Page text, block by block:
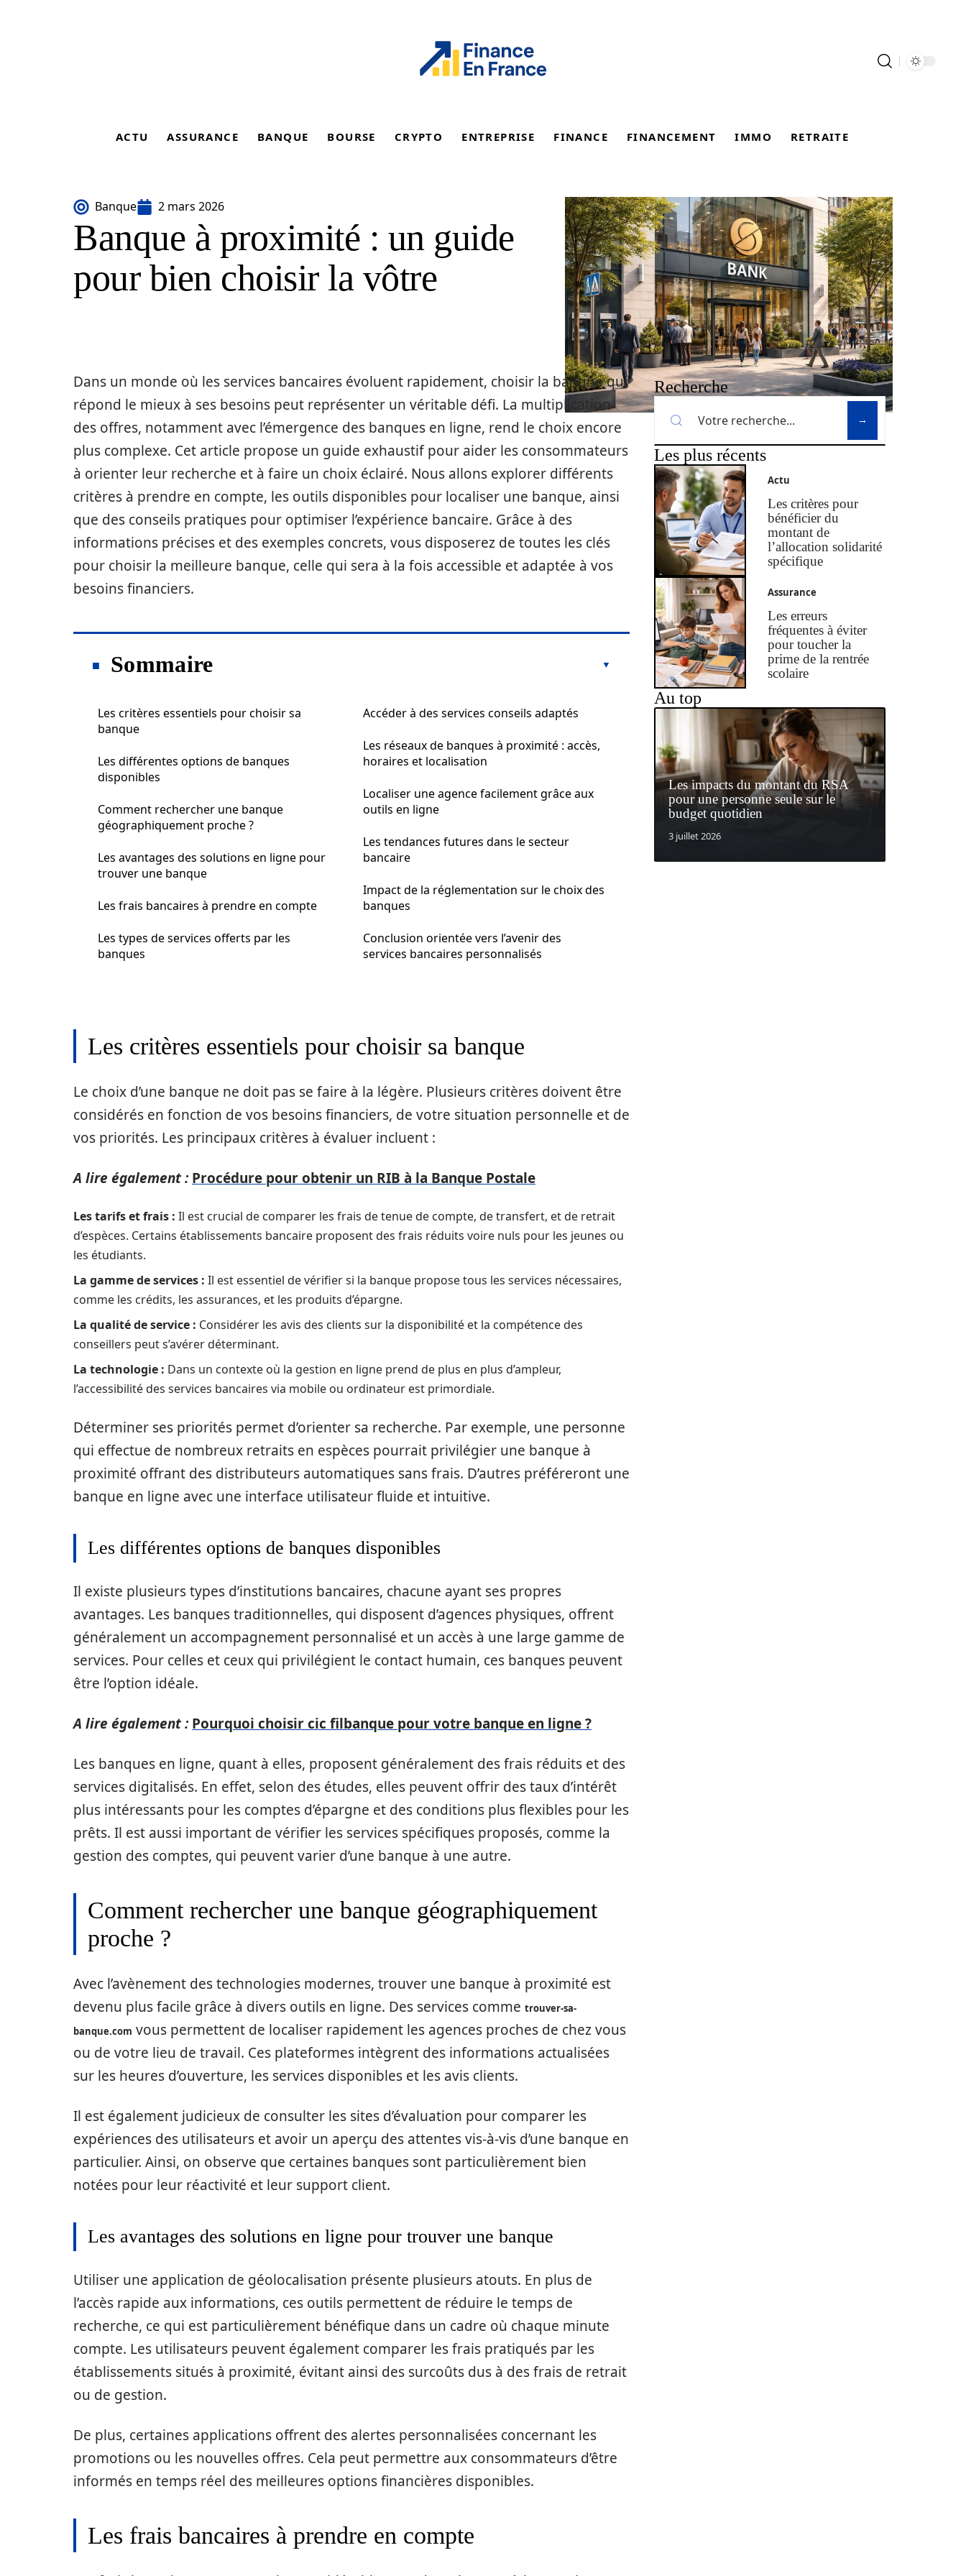
ACTU ASSURANCE BANQUE BOURSE CRYPTO ENTREPRISE FINANCE FINANCEMENT IMMO RETRAITE
Banque 2 mars 2026
Banque à proximité : un guide
pour bien choisir la vôtre
Dans un monde où les services bancaires évoluent rapidement, choisir la banque qui
répond le mieux à ses besoins peut représenter un véritable défi. La multiplication
des offres, notamment avec l’émergence des banques en ligne, rend le choix encore
plus complexe. Cet article propose un guide exhaustif pour aider les consommateurs
à orienter leur recherche et à faire un choix éclairé. Nous allons explorer différents
critères à prendre en compte, les outils disponibles pour localiser une banque, ainsi
que des conseils pratiques pour optimiser l’expérience bancaire. Grâce à des
informations précises et des exemples concrets, vous disposerez de toutes les clés
pour choisir la meilleure banque, celle qui sera à la fois accessible et adaptée à vos
besoins financiers.
Sommaire
Les critères essentiels pour choisir sa
banque
Les différentes options de banques
disponibles
Comment rechercher une banque
géographiquement proche ?
Les avantages des solutions en ligne pour
trouver une banque
Les frais bancaires à prendre en compte
Les types de services offerts par les
banques
Accéder à des services conseils adaptés
Les réseaux de banques à proximité : accès,
horaires et localisation
Localiser une agence facilement grâce aux
outils en ligne
Les tendances futures dans le secteur
bancaire
Impact de la réglementation sur le choix des
banques
Conclusion orientée vers l’avenir des
services bancaires personnalisés
Les critères essentiels pour choisir sa banque
Le choix d’une banque ne doit pas se faire à la légère. Plusieurs critères doivent être
considérés en fonction de vos besoins financiers, de votre situation personnelle et de
vos priorités. Les principaux critères à évaluer incluent :
A lire également : Procédure pour obtenir un RIB à la Banque Postale
Les tarifs et frais : Il est crucial de comparer les frais de tenue de compte, de transfert, et de retrait
d’espèces. Certains établissements bancaire proposent des frais réduits voire nuls pour les jeunes ou
les étudiants.
La gamme de services : Il est essentiel de vérifier si la banque propose tous les services nécessaires,
comme les crédits, les assurances, et les produits d’épargne.
La qualité de service : Considérer les avis des clients sur la disponibilité et la compétence des
conseillers peut s’avérer déterminant.
La technologie : Dans un contexte où la gestion en ligne prend de plus en plus d’ampleur,
l’accessibilité des services bancaires via mobile ou ordinateur est primordiale.
Déterminer ses priorités permet d’orienter sa recherche. Par exemple, une personne
qui effectue de nombreux retraits en espèces pourrait privilégier une banque à
proximité offrant des distributeurs automatiques sans frais. D’autres préféreront une
banque en ligne avec une interface utilisateur fluide et intuitive.
Les différentes options de banques disponibles
Il existe plusieurs types d’institutions bancaires, chacune ayant ses propres
avantages. Les banques traditionnelles, qui disposent d’agences physiques, offrent
généralement un accompagnement personnalisé et un accès à une large gamme de
services. Pour celles et ceux qui privilégient le contact humain, ces banques peuvent
être l’option idéale.
A lire également : Pourquoi choisir cic filbanque pour votre banque en ligne ?
Les banques en ligne, quant à elles, proposent généralement des frais réduits et des
services digitalisés. En effet, selon des études, elles peuvent offrir des taux d’intérêt
plus intéressants pour les comptes d’épargne et des conditions plus flexibles pour les
prêts. Il est aussi important de vérifier les services spécifiques proposés, comme la
gestion des comptes, qui peuvent varier d’une banque à une autre.
Comment rechercher une banque géographiquement
proche ?
Avec l’avènement des technologies modernes, trouver une banque à proximité est
devenu plus facile grâce à divers outils en ligne. Des services comme trouver-sa-
banque.com vous permettent de localiser rapidement les agences proches de chez vous
ou de votre lieu de travail. Ces plateformes intègrent des informations actualisées
sur les heures d’ouverture, les services disponibles et les avis clients.
Il est également judicieux de consulter les sites d’évaluation pour comparer les
expériences des utilisateurs et avoir un aperçu des attentes vis-à-vis d’une banque en
particulier. Ainsi, on observe que certaines banques sont particulièrement bien
notées pour leur réactivité et leur support client.
Les avantages des solutions en ligne pour trouver une banque
Utiliser une application de géolocalisation présente plusieurs atouts. En plus de
l’accès rapide aux informations, ces outils permettent de réduire le temps de
recherche, ce qui est particulièrement bénéfique dans un cadre où chaque minute
compte. Les utilisateurs peuvent également comparer les frais pratiqués par les
établissements situés à proximité, évitant ainsi des surcoûts dus à des frais de retrait
ou de gestion.
De plus, certaines applications offrent des alertes personnalisées concernant les
promotions ou les nouvelles offres. Cela peut permettre aux consommateurs d’être
informés en temps réel des meilleures options financières disponibles.
Les frais bancaires à prendre en compte
Recherche
Les plus récents
Actu
Les critères pour
bénéficier du
montant de
l’allocation solidarité
spécifique
Assurance
Les erreurs
fréquentes à éviter
pour toucher la
prime de la rentrée
scolaire
Au top
Les impacts du montant du RSA
pour une personne seule sur le
budget quotidien
3 juillet 2026